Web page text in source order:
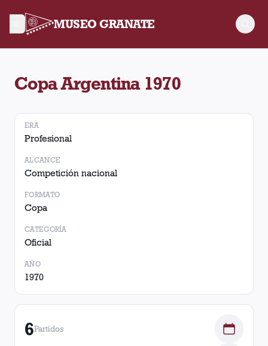
MUSEO GRANATE
Copa Argentina 1970
ERA
Profesional
ALCANCE
Competición nacional
FORMATO
Copa
CATEGORÍA
Oficial
AÑO
1970
6Partidos